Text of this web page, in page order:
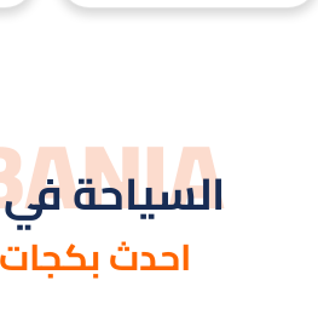
السياحة في
احدث بكجات